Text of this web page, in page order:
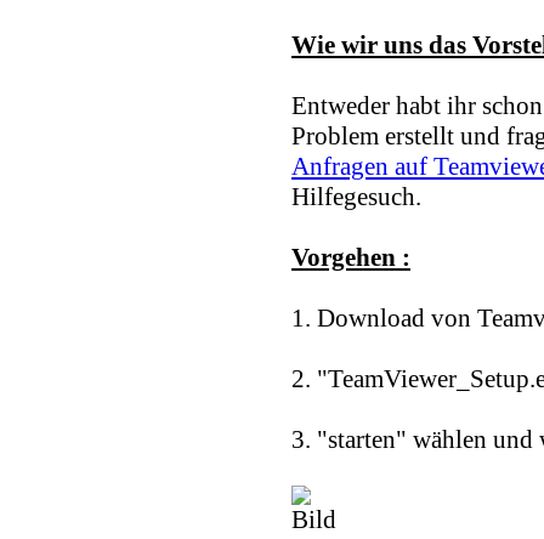
Wie wir uns das
Entweder habt ihr
Problem erstellt und
Anfragen auf
Hilfegesuch.
Vorgehen :
1. Download von
2.
3. "starten" wählen